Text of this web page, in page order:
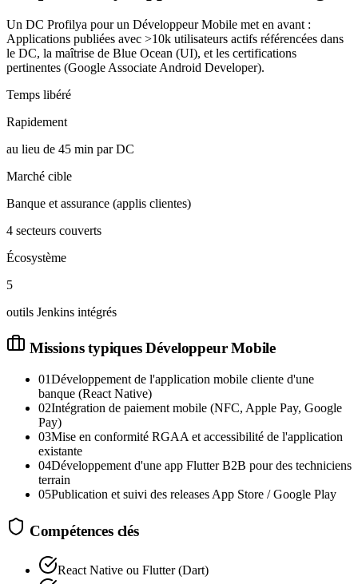
Un DC Profilya pour un Développeur Mobile met en avant :
Applications publiées avec >10k utilisateurs actifs référencées dans
le DC, la maîtrise de Blue Ocean (UI), et les certifications
pertinentes (Google Associate Android Developer).
Temps libéré
Rapidement
au lieu de 45 min par DC
Marché cible
Banque et assurance (applis clientes)
4 secteurs couverts
Écosystème
5
outils Jenkins intégrés
Missions typiquesDéveloppeur Mobile
01Développement de l'application mobile cliente d'une
banque (React Native)
02Intégration de paiement mobile (NFC, Apple Pay, Google
Pay)
03Mise en conformité RGAA et accessibilité de l'application
existante
04Développement d'une app Flutter B2B pour des techniciens
terrain
05Publication et suivi des releases App Store / Google Play
Compétences clés
React Native ou Flutter (Dart)